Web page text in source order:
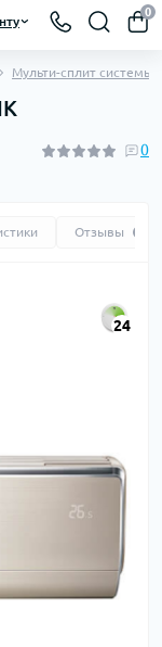
0
Мульти-сплит системы
0
Отзывы
24